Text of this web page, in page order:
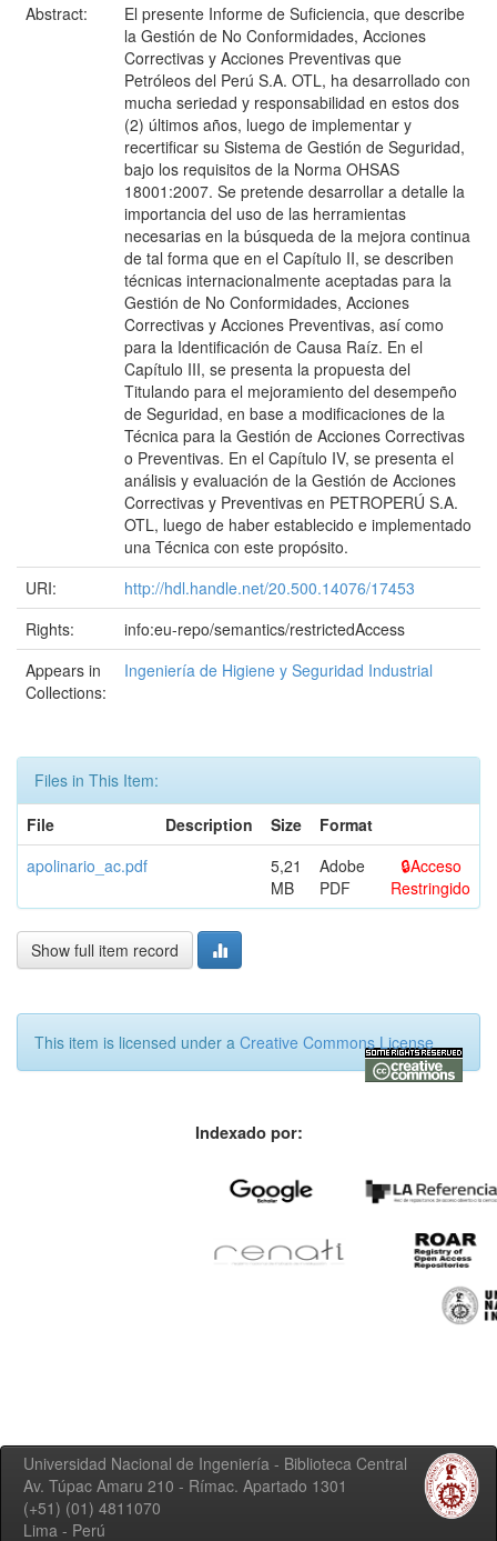
Abstract:
El presente Informe de Suficiencia, que describe
la Gestión de No Conformidades, Acciones
Correctivas y Acciones Preventivas que
Petróleos del Perú S.A. OTL, ha desarrollado con
mucha seriedad y responsabilidad en estos dos
(2) últimos años, luego de implementar y
recertificar su Sistema de Gestión de Seguridad,
bajo los requisitos de la Norma OHSAS
18001:2007. Se pretende desarrollar a detalle la
importancia del uso de las herramientas
necesarias en la búsqueda de la mejora continua
de tal forma que en el Capítulo II, se describen
técnicas internacionalmente aceptadas para la
Gestión de No Conformidades, Acciones
Correctivas y Acciones Preventivas, así como
para la Identificación de Causa Raíz. En el
Capítulo III, se presenta la propuesta del
Titulando para el mejoramiento del desempeño
de Seguridad, en base a modificaciones de la
Técnica para la Gestión de Acciones Correctivas
o Preventivas. En el Capítulo IV, se presenta el
análisis y evaluación de la Gestión de Acciones
Correctivas y Preventivas en PETROPERÚ S.A.
OTL, luego de haber establecido e implementado
una Técnica con este propósito.
URI:
http://hdl.handle.net/20.500.14076/17453
Rights:
info:eu-repo/semantics/restrictedAccess
Appears in
Collections:
Ingeniería de Higiene y Seguridad Industrial
Files in This Item:
File
Description Size
Format
apolinario_ac.pdf
5,21
MB
Adobe
PDF
Acceso
Restringido
Show full item record
This item is licensed under a Creative Commons License
Indexado por:
Universidad Nacional de Ingeniería - Biblioteca Central
Av. Túpac Amaru 210 - Rímac. Apartado 1301
(+51) (01) 4811070
Lima - Perú